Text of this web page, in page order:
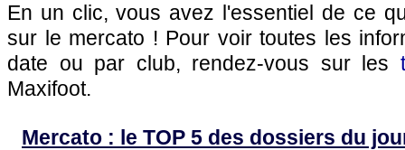
En un clic, vous avez l'essentiel de ce
sur le mercato ! Pour voir toutes les
date ou par club, rendez-vous sur les
Maxifoot.
Mercato : le TOP 5 des dossiers du